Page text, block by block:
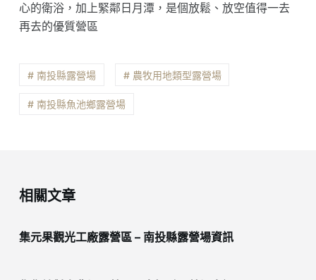
心的衛浴，加上緊鄰日月潭，是個放鬆、放空值得一去
再去的優質營區
# 南投縣露營場 # 農牧用地類型露營場
# 南投縣魚池鄉露營場
相關文章
集元果觀光工廠露營區 – 南投縣露營場資訊